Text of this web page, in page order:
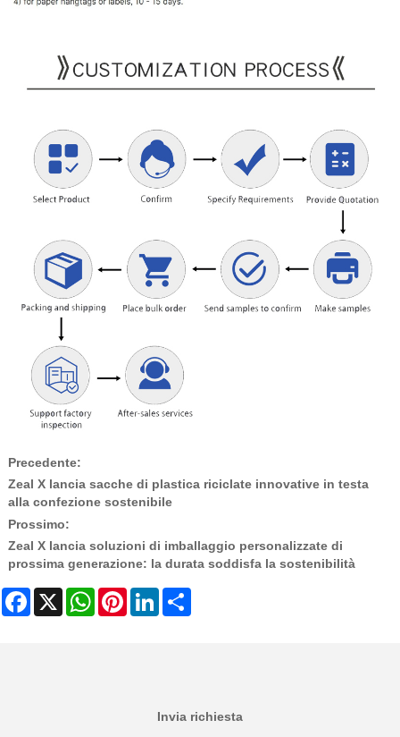
Precedente:
Zeal X lancia sacche di plastica riciclate innovative in testa
alla confezione sostenibile
Prossimo:
Zeal X lancia soluzioni di imballaggio personalizzate di
prossima generazione: la durata soddisfa la sostenibilità
Facebook WhatsAppPinterestLinkedIn
Invia richiesta